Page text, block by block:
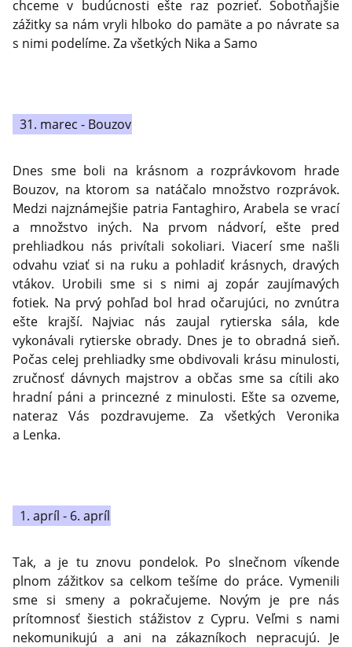
chceme v budúcnosti ešte raz pozrieť. Sobotňajšie
zážitky sa nám vryli hlboko do pamäte a po návrate sa
s nimi podelíme. Za všetkých Nika a Samo
31. marec - Bouzov
Dnes sme boli na krásnom a rozprávkovom hrade
Bouzov, na ktorom sa natáčalo množstvo rozprávok.
Medzi najznámejšie patria Fantaghiro, Arabela se vrací
a množstvo iných. Na prvom nádvorí, ešte pred
prehliadkou nás privítali sokoliari. Viacerí sme našli
odvahu vziať si na ruku a pohladiť krásnych, dravých
vtákov. Urobili sme si s nimi aj zopár zaujímavých
fotiek. Na prvý pohľad bol hrad očarujúci, no zvnútra
ešte krajší. Najviac nás zaujal rytierska sála, kde
vykonávali rytierske obrady. Dnes je to obradná sieň.
Počas celej prehliadky sme obdivovali krásu minulosti,
zručnosť dávnych majstrov a občas sme sa cítili ako
hradní páni a princezné z minulosti. Ešte sa ozveme,
nateraz Vás pozdravujeme. Za všetkých Veronika
a Lenka.
1. apríl - 6. apríl
Tak, a je tu znovu pondelok. Po slnečnom víkende
plnom zážitkov sa celkom tešíme do práce. Vymenili
sme si smeny a pokračujeme. Novým je pre nás
prítomnosť šiestich stážistov z Cypru. Veľmi s nami
nekomunikujú a ani na zákazníkoch nepracujú. Je